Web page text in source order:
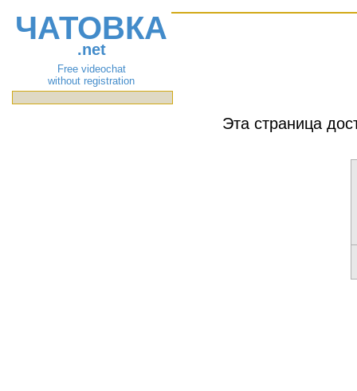
ЧАТОВКА
.net
Free videochat
without registration
Эта страница